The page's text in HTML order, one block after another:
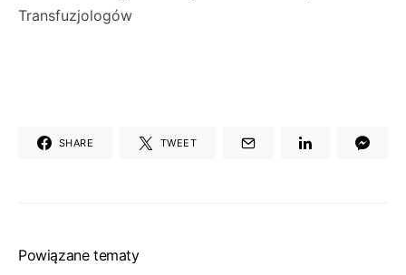
Transfuzjologów
SHARE TWEET
Powiązane tematy